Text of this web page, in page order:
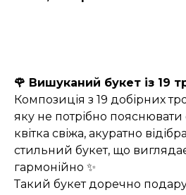
🌹 Вишуканий букет із 19
Композиція з 19 добірних
яку не потрібно
квітка свіжа, акуратно
стильний букет, що
гармонійно ✨
Такий букет доречно